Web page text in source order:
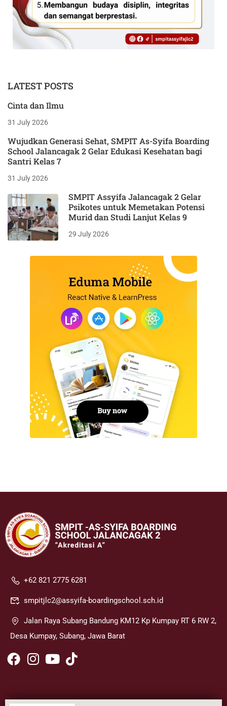
LATEST POSTS
Cinta dan Ilmu
31 July 2026
Wujudkan Generasi Sehat, SMPIT As-Syifa Boarding
School Jalancagak 2 Gelar Edukasi Kesehatan bagi
Santri Kelas 7
31 July 2026
SMPIT Assyifa Jalancagak 2 Gelar
Psikotes untuk Memetakan Potensi
Murid dan Studi Lanjut Kelas 9
29 July 2026
+62 821 2775 6281
smpitjlc2@assyifa-boardingschool.sch.id
Jalan Raya Subang Bandung KM12 Kp Kumpay RT 6 RW 2,
Desa Kumpay, Subang, Jawa Barat